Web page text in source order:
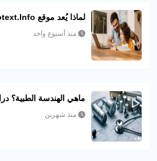
لماذا يُعد موقع Imagetotext.info مفيدًا للطلاب؟
منذ أسبوع واحد
ماهي الهندسة الطبية؟
منذ شهرين